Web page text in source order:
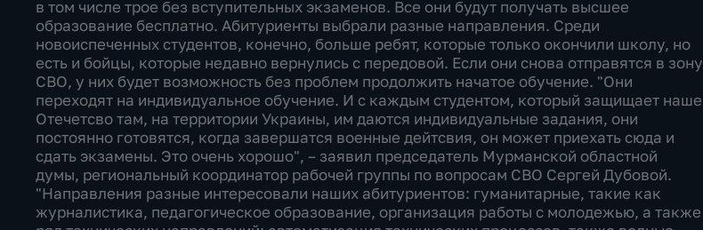
в том числе трое без вступительных экзаменов. Все они будут получать высшее
образование бесплатно. Абитуриенты выбрали разные направления. Среди
новоиспеченных студентов, конечно, больше ребят, которые только окончили школу, но
есть и бойцы, которые недавно вернулись с передовой. Если они снова отправятся в зону
СВО, у них будет возможность без проблем продолжить начатое обучение. "Они
переходят на индивидуальное обучение. И с каждым студентом, который защищает наше
Отечетсво там, на территории Украины, им даются индивидуальные задания, они
постоянно готовятся, когда завершатся военные дейтсвия, он может приехать сюда и
сдать экзамены. Это очень хорошо", – заявил председатель Мурманской областной
думы, региональный координатор рабочей группы по вопросам СВО Сергей Дубовой.
"Направления разные интересовали наших абитуриентов: гуманитарные, такие как
журналистика, педагогическое образование, организация работы с молодежью, а также